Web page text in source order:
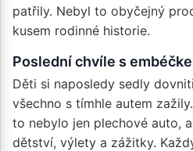
patřily. Nebyl to obyčejný
kusem rodinné historie.
Poslední chvíle s
Děti si naposledy sedly
všechno s tímhle autem
to nebylo jen plechové auto,
dětství, výlety a zážitky.